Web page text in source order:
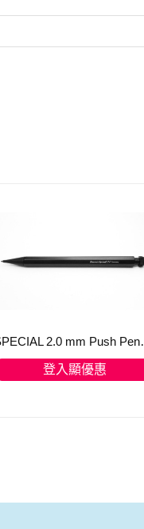
SPECIAL
登入顯優惠